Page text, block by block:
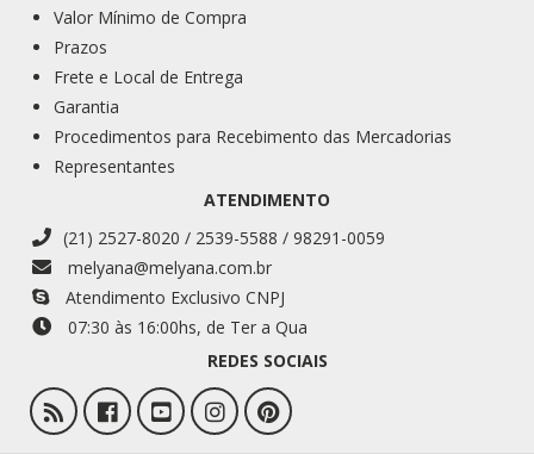
Valor Mínimo de Compra
Prazos
Frete e Local de Entrega
Garantia
Procedimentos para Recebimento das Mercadorias
Representantes
ATENDIMENTO
(21) 2527-8020 / 2539-5588 / 98291-0059
melyana@melyana.com.br
Atendimento Exclusivo CNPJ
07:30 às 16:00hs, de Ter a Qua
REDES SOCIAIS